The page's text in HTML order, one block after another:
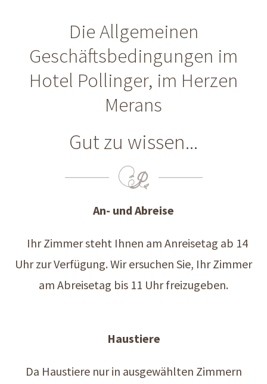
Die Allgemeinen
Geschäftsbedingungen im
Hotel Pollinger, im Herzen
Merans
Gut zu wissen...
An- und Abreise
Ihr Zimmer steht Ihnen am Anreisetag ab 14
Uhr zur Verfügung. Wir ersuchen Sie, Ihr Zimmer
am Abreisetag bis 11 Uhr freizugeben.
Haustiere
Da Haustiere nur in ausgewählten Zimmern